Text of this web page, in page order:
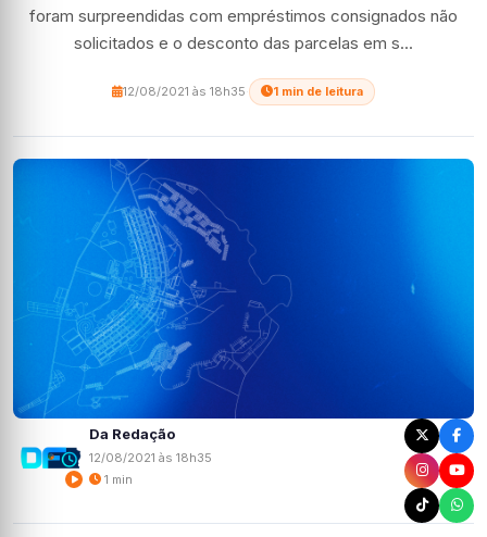
foram surpreendidas com empréstimos consignados não
solicitados e o desconto das parcelas em s...
12/08/2021 às 18h35 1 min de leitura
Da Redação
12/08/2021 às 18h35
1 min